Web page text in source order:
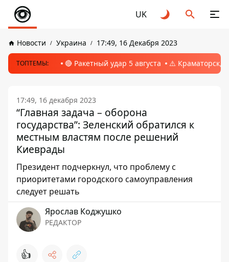
UK
Новости Украина 17:49, 16 Декабря 2023
ТОПТЕМЫ: 🔴 Ракетный удар 5 августа ⚠️ Краматорск,
17:49, 16 декабря 2023
“Главная задача – оборона
государства”: Зеленский обратился к
местным властям после решений
Киеврады
Президент подчеркнул, что проблему с
приоритетами городского самоуправления
следует решать
Ярослав Коджушко
РЕДАКТОР
👍